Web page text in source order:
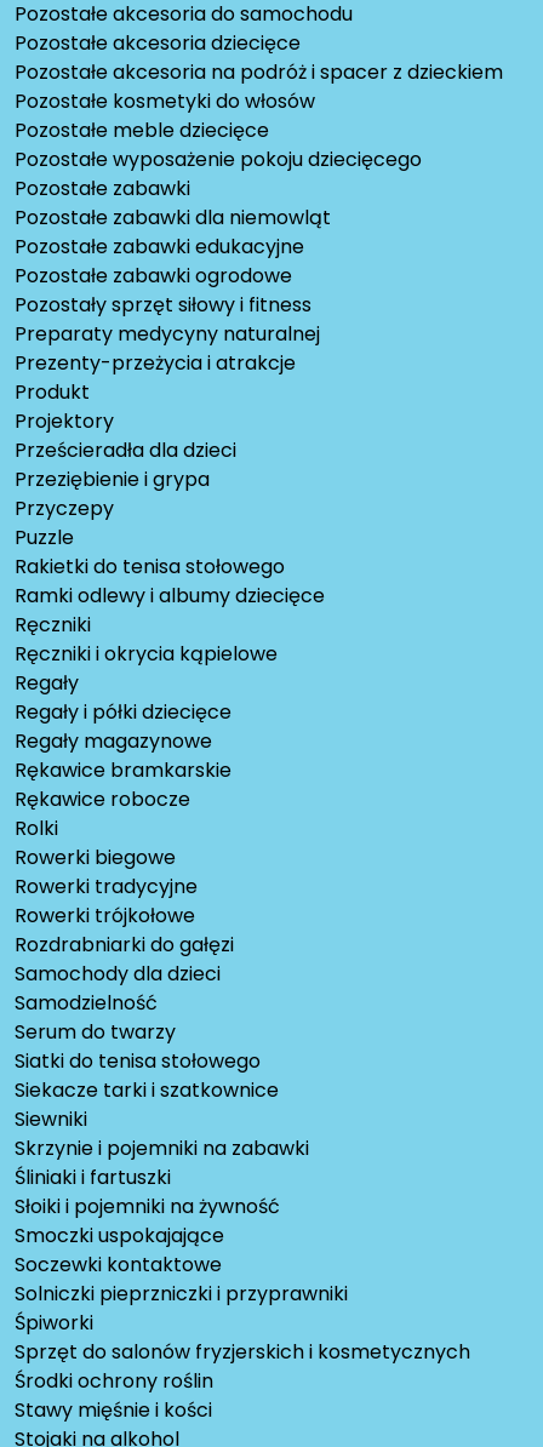
Pozostałe akcesoria do samochodu
Pozostałe akcesoria dziecięce
Pozostałe akcesoria na podróż i spacer z dzieckiem
Pozostałe kosmetyki do włosów
Pozostałe meble dziecięce
Pozostałe wyposażenie pokoju dziecięcego
Pozostałe zabawki
Pozostałe zabawki dla niemowląt
Pozostałe zabawki edukacyjne
Pozostałe zabawki ogrodowe
Pozostały sprzęt siłowy i fitness
Preparaty medycyny naturalnej
Prezenty-przeżycia i atrakcje
Produkt
Projektory
Prześcieradła dla dzieci
Przeziębienie i grypa
Przyczepy
Puzzle
Rakietki do tenisa stołowego
Ramki odlewy i albumy dziecięce
Ręczniki
Ręczniki i okrycia kąpielowe
Regały
Regały i półki dziecięce
Regały magazynowe
Rękawice bramkarskie
Rękawice robocze
Rolki
Rowerki biegowe
Rowerki tradycyjne
Rowerki trójkołowe
Rozdrabniarki do gałęzi
Samochody dla dzieci
Samodzielność
Serum do twarzy
Siatki do tenisa stołowego
Siekacze tarki i szatkownice
Siewniki
Skrzynie i pojemniki na zabawki
Śliniaki i fartuszki
Słoiki i pojemniki na żywność
Smoczki uspokajające
Soczewki kontaktowe
Solniczki pieprzniczki i przyprawniki
Śpiworki
Sprzęt do salonów fryzjerskich i kosmetycznych
Środki ochrony roślin
Stawy mięśnie i kości
Stojaki na alkohol